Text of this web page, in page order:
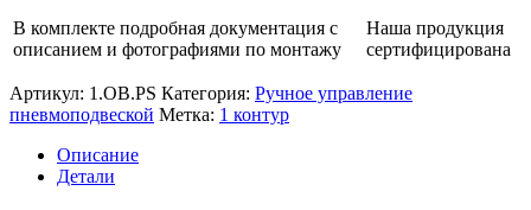
В комплекте подробная документация с
описанием и фотографиями по монтажу
Наша продукция
сертифицирована
Артикул: 1.OB.PS Категория: Ручное управление
пневмоподвеской Метка: 1 контур
Описание
Детали